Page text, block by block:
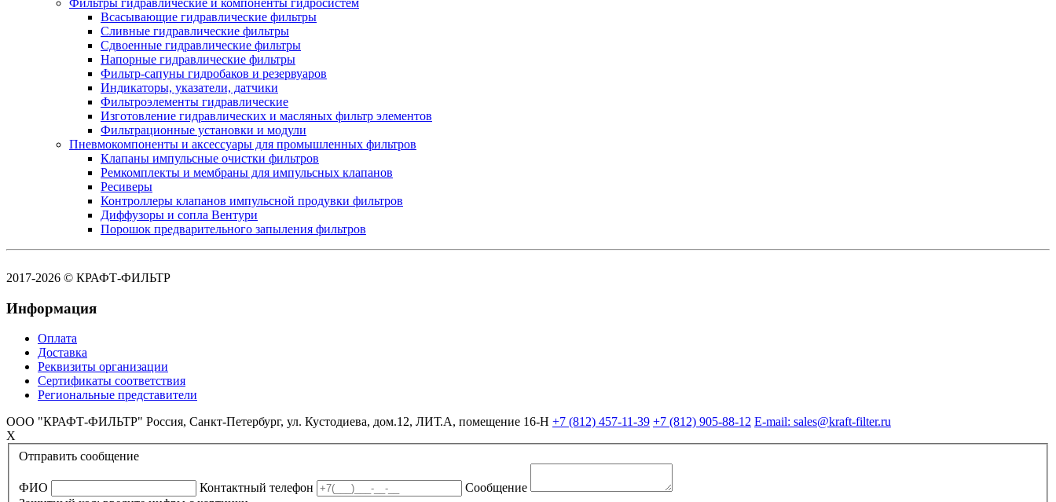
Всасывающие гидравлические фильтры
Сливные гидравлические фильтры
Сдвоенные гидравлические фильтры
Напорные гидравлические фильтры
Фильтр-сапуны гидробаков и резервуаров
Индикаторы, указатели, датчики
Фильтроэлементы гидравлические
Изготовление гидравлических и масляных фильтр элементов
Фильтрационные установки и модули
Пневмокомпоненты и аксессуары для промышленных фильтров
Клапаны импульсные очистки фильтров
Ремкомплекты и мембраны для импульсных клапанов
Ресиверы
Контроллеры клапанов импульсной продувки фильтров
Диффузоры и сопла Вентури
Порошок предварительного запыления фильтров
2017-2026 © КРАФТ-ФИЛЬТР
Информация
Оплата
Доставка
Реквизиты организации
Сертификаты соответствия
Региональные представители
ООО "КРАФТ-ФИЛЬТР" Россия, Санкт-Петербург, ул. Кустодиева, дом.12, ЛИТ.А, помещение 16-Н +7 (812) 457-11-39 +7 (812) 905-88-12 E-mail: sales@kraft-filter.ru
X
Отправить сообщение
ФИО Контактный телефон
Сообщение